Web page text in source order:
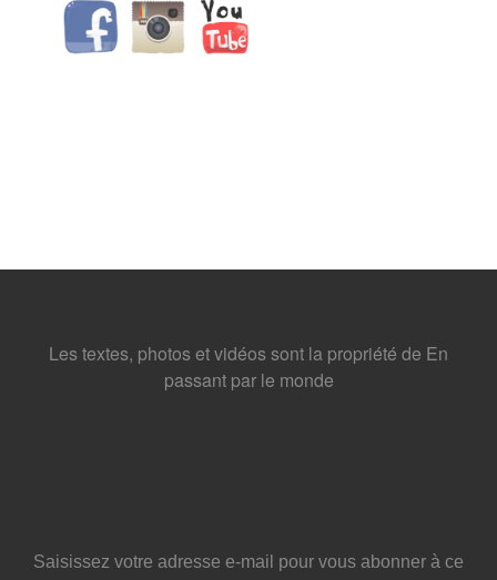
Les textes, photos et vidéos sont la propriété de En
passant par le monde
Saisissez votre adresse e-mail pour vous abonner à ce